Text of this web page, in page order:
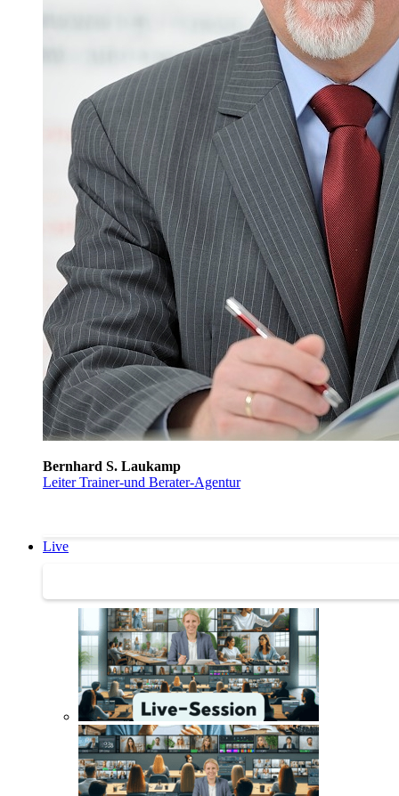
Bernhard S. Laukamp
Leiter Trainer-und Berater-Agentur
Live